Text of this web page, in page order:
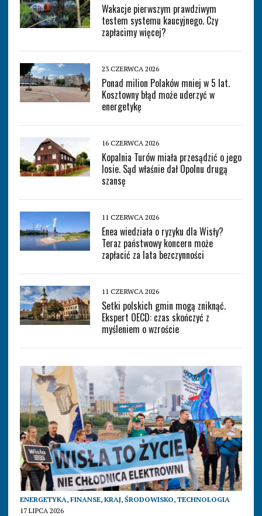
Wakacje pierwszym prawdziwym
testem systemu kaucyjnego. Czy
zapłacimy więcej?
23 CZERWCA 2026
Ponad milion Polaków mniej w 5 lat.
Kosztowny błąd może uderzyć w
energetykę
16 CZERWCA 2026
Kopalnia Turów miała przesądzić o jego
losie. Sąd właśnie dał Opolnu drugą
szansę
11 CZERWCA 2026
Enea wiedziała o ryzyku dla Wisły?
Teraz państwowy koncern może
zapłacić za lata bezczynności
11 CZERWCA 2026
Setki polskich gmin mogą zniknąć.
Ekspert OECD: czas skończyć z
myśleniem o wzroście
ENERGETYKA, FINANSE, KRAJ, ŚRODOWISKO, TECHNOLOGIA
17 LIPCA 2026